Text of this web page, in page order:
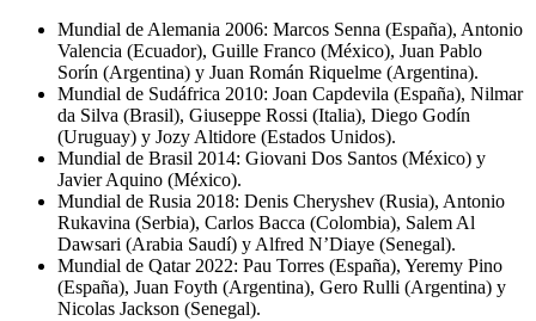
Mundial de Alemania 2006: Marcos Senna (España), Antonio
Valencia (Ecuador), Guille Franco (México), Juan Pablo
Sorín (Argentina) y Juan Román Riquelme (Argentina).
Mundial de Sudáfrica 2010: Joan Capdevila (España), Nilmar
da Silva (Brasil), Giuseppe Rossi (Italia), Diego Godín
(Uruguay) y Jozy Altidore (Estados Unidos).
Mundial de Brasil 2014: Giovani Dos Santos (México) y
Javier Aquino (México).
Mundial de Rusia 2018: Denis Cheryshev (Rusia), Antonio
Rukavina (Serbia), Carlos Bacca (Colombia), Salem Al
Dawsari (Arabia Saudí) y Alfred N’Diaye (Senegal).
Mundial de Qatar 2022: Pau Torres (España), Yeremy Pino
(España), Juan Foyth (Argentina), Gero Rulli (Argentina) y
Nicolas Jackson (Senegal).